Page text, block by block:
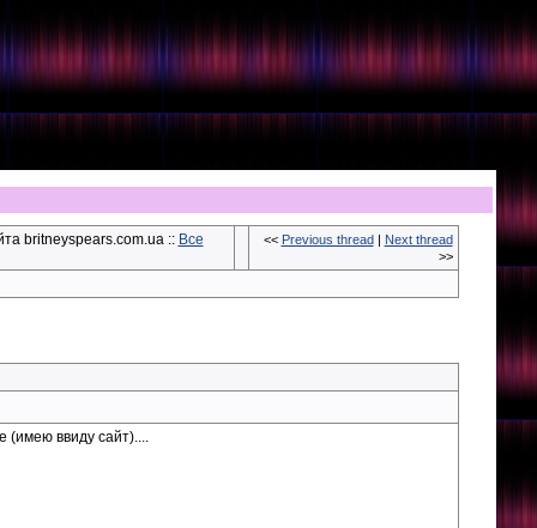
britneyspears.com.ua :: Все
<< Previous thread| Next thread
>>
(имею ввиду сайт)....